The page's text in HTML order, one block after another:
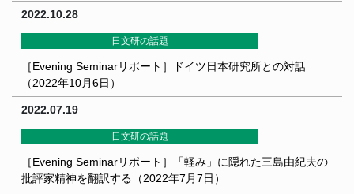
2022.10.28
日文研の話題
［Evening Seminarリポート］ドイツ日本研究所との対話
（2022年10月6日）
2022.07.19
日文研の話題
［Evening Seminarリポート］「軽み」に隠れた三島由紀夫の
批評家精神を翻訳する（2022年7月7日）